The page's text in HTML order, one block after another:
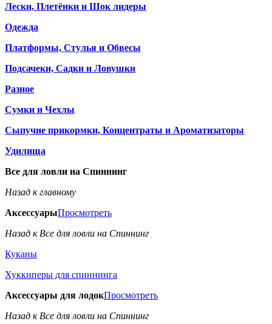
Лески, Плетёнки и Шок лидеры
Одежда
Платформы, Стулья и Обвесы
Подсачеки, Садки и Ловушки
Разное
Сумки и Чехлы
Сыпучие прикормки, Концентраты и Ароматизаторы
Удилища
Все для ловли на Спиннинг
Назад к главному
АксессуарыПросмотреть
Назад к Все для ловли на Спиннинг
Куканы
Хуккиперы для спиннинга
Аксессуары для лодокПросмотреть
Назад к Все для ловли на Спиннинг